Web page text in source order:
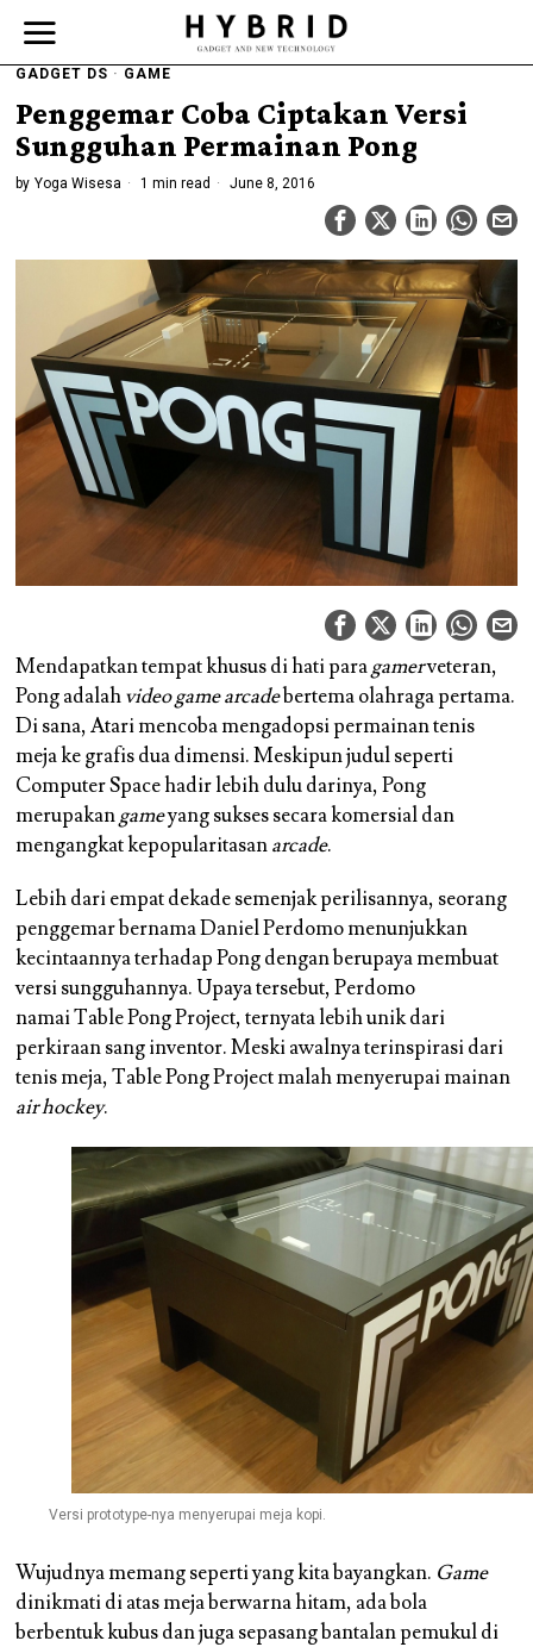
GADGET DS · GAME
Penggemar Coba Ciptakan Versi
Sungguhan Permainan Pong
by Yoga Wisesa 1 min read June 8, 2016
Mendapatkan tempat khusus di hati paragamerveteran,
Pong adalahvideo game arcadebertema olahraga pertama.
Di sana, Atari mencoba mengadopsi permainan tenis
meja ke grafis dua dimensi. Meskipun judul seperti
Computer Space hadir lebih dulu darinya, Pong
merupakangameyang sukses secara komersial dan
mengangkat kepopularitasanarcade.
Lebih dari empat dekade semenjak perilisannya, seorang
penggemar bernama Daniel Perdomo menunjukkan
kecintaannya terhadap Pong dengan berupaya membuat
versi sungguhannya. Upaya tersebut, Perdomo
namai Table Pong Project, ternyata lebih unik dari
perkiraan sang inventor. Meski awalnya terinspirasi dari
tenis meja, Table Pong Project malah menyerupai mainan
air hockey.
Versi prototype-nya menyerupai meja kopi.
Wujudnya memang seperti yang kita bayangkan. Game
dinikmati di atas meja berwarna hitam, ada bola
berbentuk kubus dan juga sepasang bantalan pemukul di